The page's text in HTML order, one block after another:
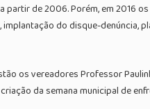
de 2006. Porém, em 2016
do disque-denúncia,
os vereadores Professor
da semana municipal de